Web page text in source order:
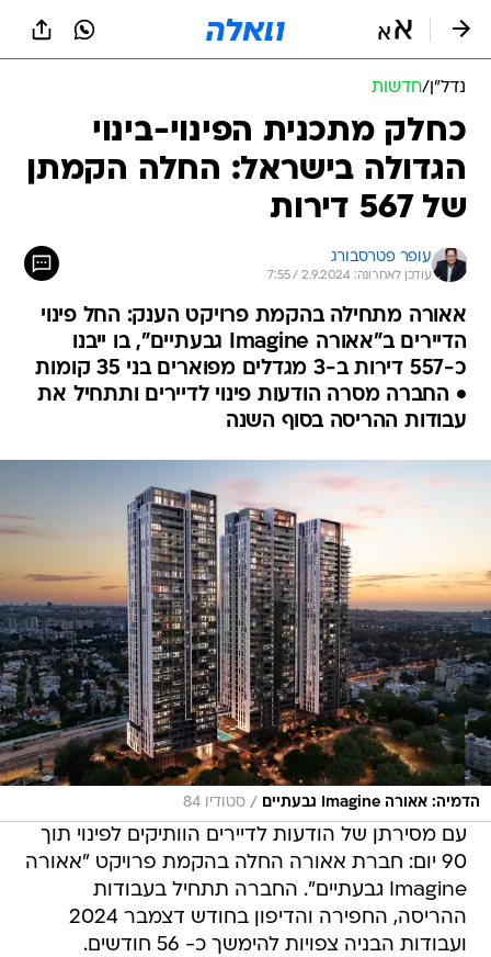
נדל״ן/חדשות
כחלק מתכנית הפינוי-בינוי
הגדולה בישראל: החלה הקמתן
של 567 דירות
עופר פטרסבורג
עודכן לאחרונה: 2.9.2024 / 7:55
אאורה מתחילה בהקמת פרויקט הענק: החל פינוי
הדיירים ב"אאורה Imagine גבעתיים", בו ייבנו
כ-557 דירות ב-3 מגדלים מפוארים בני 35 קומות
• החברה מסרה הודעות פינוי לדיירים ותתחיל את
עבודות ההריסה בסוף השנה
הדמיה: אאורה Imagine גבעתיים / סטודיו 84
עם מסירתן של הודעות לדיירים הוותיקים לפינוי תוך
90 יום: חברת אאורה החלה בהקמת פרויקט "אאורה
Imagine גבעתיים". החברה תתחיל בעבודות
ההריסה, החפירה והדיפון בחודש דצמבר 2024
ועבודות הבניה צפויות להימשך כ- 56 חודשים.